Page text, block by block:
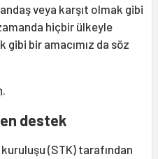
veya karşıt olmak gibi
hiçbir ülkeyle
bir amacımız da söz
.
destek
(STK) tarafından